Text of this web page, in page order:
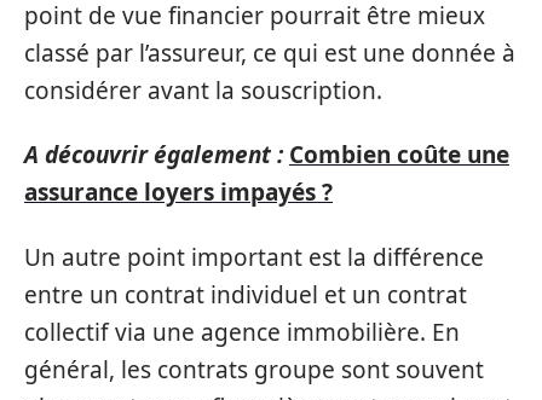
point de vue financier pourrait être mieux
classé par l’assureur, ce qui est une donnée à
considérer avant la souscription.
A découvrir également : Combien coûte une
assurance loyers impayés ?
Un autre point important est la différence
entre un contrat individuel et un contrat
collectif via une agence immobilière. En
général, les contrats groupe sont souvent